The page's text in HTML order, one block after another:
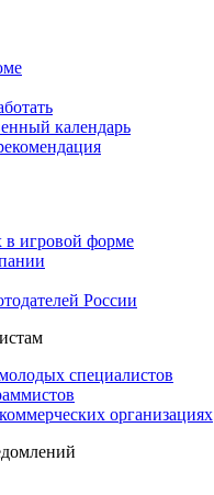
календарь
игровой форме
России
специалистов
организациях